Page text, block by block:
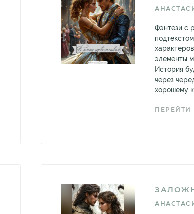
Фэнтези с
элементы
История
через
хорошему
ПЕРЕЙТИ